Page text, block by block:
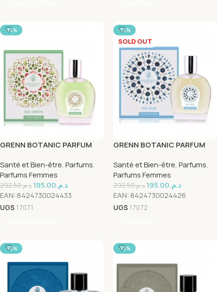
-33%
GRENN BOTANIC PARFUM
Santé et Bien-être, Parfums,
Parfums Femmes
د.م.292.50 د.م.195.00
EAN: 8424730024433
UGS 17071
-33%
SOLD OUT
GRENN BOTANIC PARFUM
Santé et Bien-être, Parfums,
Parfums Femmes
د.م.292.50 د.م.195.00
EAN: 8424730024426
UGS 17072
-33% -33%